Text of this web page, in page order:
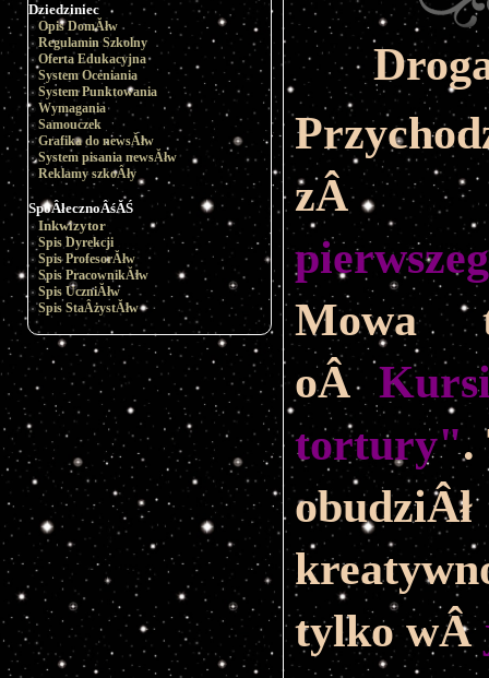
Dziedziniec
Opis DomĂłw
Regulamin Szkolny
Oferta Edukacyjna
System Oceniania
System Punktowania
Wymagania
Samouczek
Grafika do newsĂłw
System pisania newsĂłw
Reklamy szkoÂły
SpoÂłecznoÂśĂŚ
Inkwizytor
Spis Dyrekcji
Spis ProfesorĂłw
Spis PracownikĂłw
Spis UczniĂłw
Spis StaÂżystĂłw
Mowa
oÂ
tortury".
tylko wÂ